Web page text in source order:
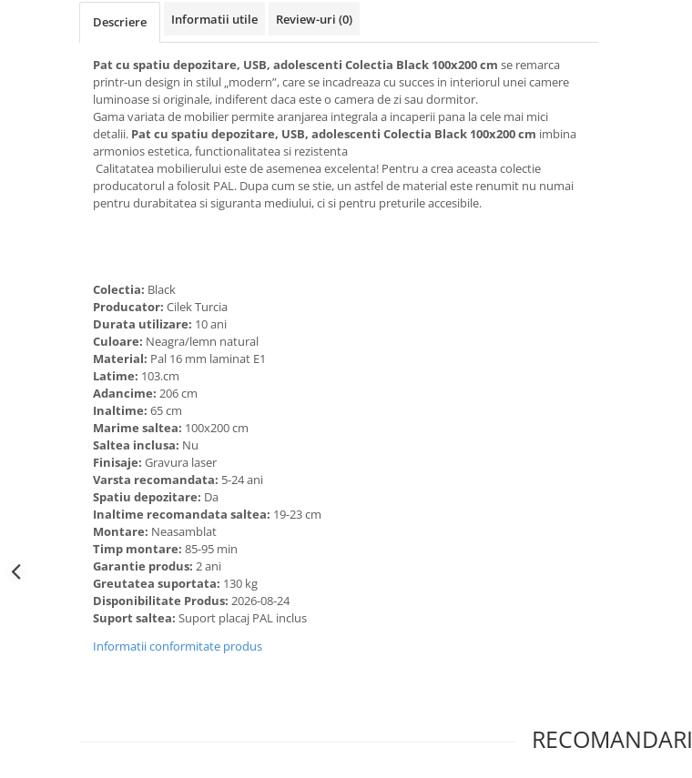
Descriere Informatii utile Review-uri (0)
Pat cu spatiu depozitare, USB, adolescenti Colectia Black 100x200 cm se remarca
printr-un design in stilul „modern”, care se incadreaza cu succes in interiorul unei camere
luminoase si originale, indiferent daca este o camera de zi sau dormitor.
Gama variata de mobilier permite aranjarea integrala a incaperii pana la cele mai mici
detalii. Pat cu spatiu depozitare, USB, adolescenti Colectia Black 100x200 cm imbina
armonios estetica, functionalitatea si rezistenta
Calitatatea mobilierului este de asemenea excelenta! Pentru a crea aceasta colectie
producatorul a folosit PAL. Dupa cum se stie, un astfel de material este renumit nu numai
pentru durabitatea si siguranta mediului, ci si pentru preturile accesibile.
Colectia: Black
Producator: Cilek Turcia
Durata utilizare: 10 ani
Culoare: Neagra/lemn natural
Material: Pal 16 mm laminat E1
Latime: 103.cm
Adancime: 206 cm
Inaltime: 65 cm
Marime saltea: 100x200 cm
Saltea inclusa: Nu
Finisaje: Gravura laser
Varsta recomandata: 5-24 ani
Spatiu depozitare: Da
Inaltime recomandata saltea: 19-23 cm
Montare: Neasamblat
Timp montare: 85-95 min
Garantie produs: 2 ani
Greutatea suportata: 130 kg
Disponibilitate Produs: 2026-08-24
Suport saltea: Suport placaj PAL inclus
Informatii conformitate produs
RECOMANDARI